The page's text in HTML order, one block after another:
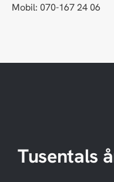
Mobil: 070-167 24 06
Tusentals